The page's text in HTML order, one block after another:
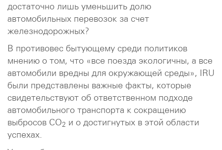
достаточно лишь уменьшить долю
автомобильных перевозок за счет
железнодорожных?
В противовес бытующему среди политиков
мнению о том, что «все поезда экологичны, а все
автомобили вредны для окружающей среды», IRU
были представлены важные факты, которые
свидетельствуют об ответственном подходе
автомобильного транспорта к сокращению
выбросов CO2 и о достигнутых в этой области
успехах.